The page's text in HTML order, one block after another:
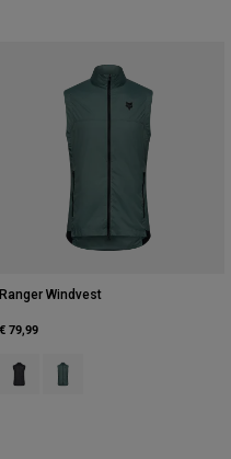
groen.
of Vintage was blauw.
Ranger Windvest
€ 79,99
Product swatch type of Zwart.
Product swatch type of